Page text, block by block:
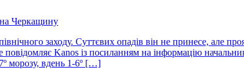
Черкащину
заходу. Суттєвих опадів він не принесе, але
Kanos із посиланням на інформацію
морозу, вдень 1-6º […]